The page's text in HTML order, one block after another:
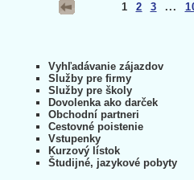
1 2 3 ...
Vyhľadávanie zájazdov
Služby pre firmy
Služby pre školy
Dovolenka ako darček
Obchodní partneri
Cestovné poistenie
Vstupenky
Kurzový lístok
Študijné, jazykové pobyty